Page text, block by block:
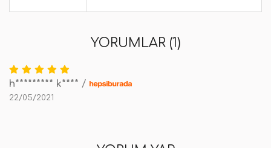
YORUMLAR (1)
h********* k**** /
22/05/2021